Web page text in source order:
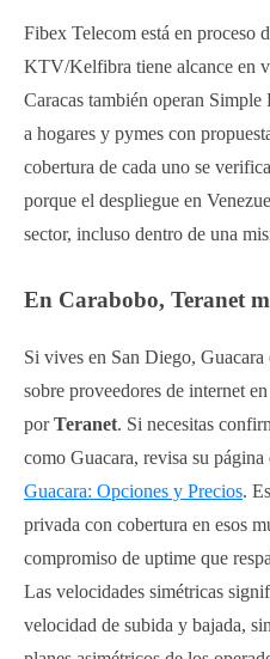
Fibex Telecom está en proceso
KTV/Kelfibra tiene alcance en
Caracas también operan
a hogares y pymes con
cobertura de cada uno se
porque el despliegue en
sector, incluso dentro de una
En Carabobo, Teranet
Si vives en San Diego,
sobre proveedores de internet
porTeranet. Si necesitas
como Guacara, revisa su página
Guacara: Opciones y Precios.
privada con cobertura en esos
compromiso de uptime que
Las velocidades simétricas
velocidad de subida y bajada,